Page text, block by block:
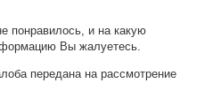
понравилось, и на какую
Вы жалуетесь.
передана на рассмотрение